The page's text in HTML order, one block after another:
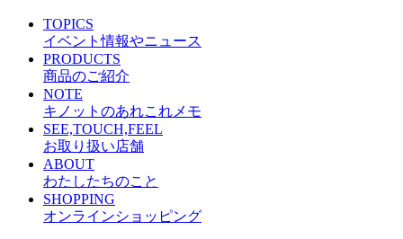
TOPICS
イベント情報やニュース
PRODUCTS
商品のご紹介
NOTE
キノットのあれこれメモ
SEE,TOUCH,FEEL
お取り扱い店舗
ABOUT
わたしたちのこと
SHOPPING
オンラインショッピング